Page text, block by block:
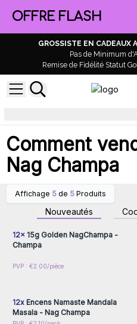
OFFRE FLASH
GROSSISTE EN CADEAUX
Pas de Minimum
Remise de Fidélité Statut
Comment vendre l'encens Nag
Comment
Nag Champa
Affichage 5 de 5 Produits
Nouveautés
Connectez-vous ou
inscrivez-vous pour
accéder aux prix de gros
12x15g Golden NagChampa -
Champa
PVP : €2.00/pièce
Connectez-vous ou
12xEncens Namaste Mandala
Masala - Nag Champa